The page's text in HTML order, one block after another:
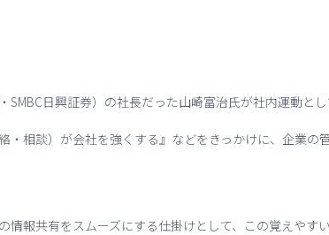
日興証券）の社長だった山崎富治氏が社内運動とし
・相談）が会社を強くする』などをきっかけに、企業
報共有をスムーズにする仕掛けとして、この覚えやす